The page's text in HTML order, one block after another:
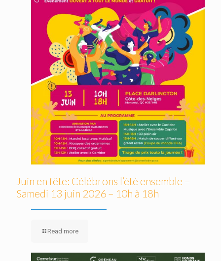
Juin en fête: Célébrons l’été ensemble –
Samedi 13 juin 2026 – 10h à 18h
Read more